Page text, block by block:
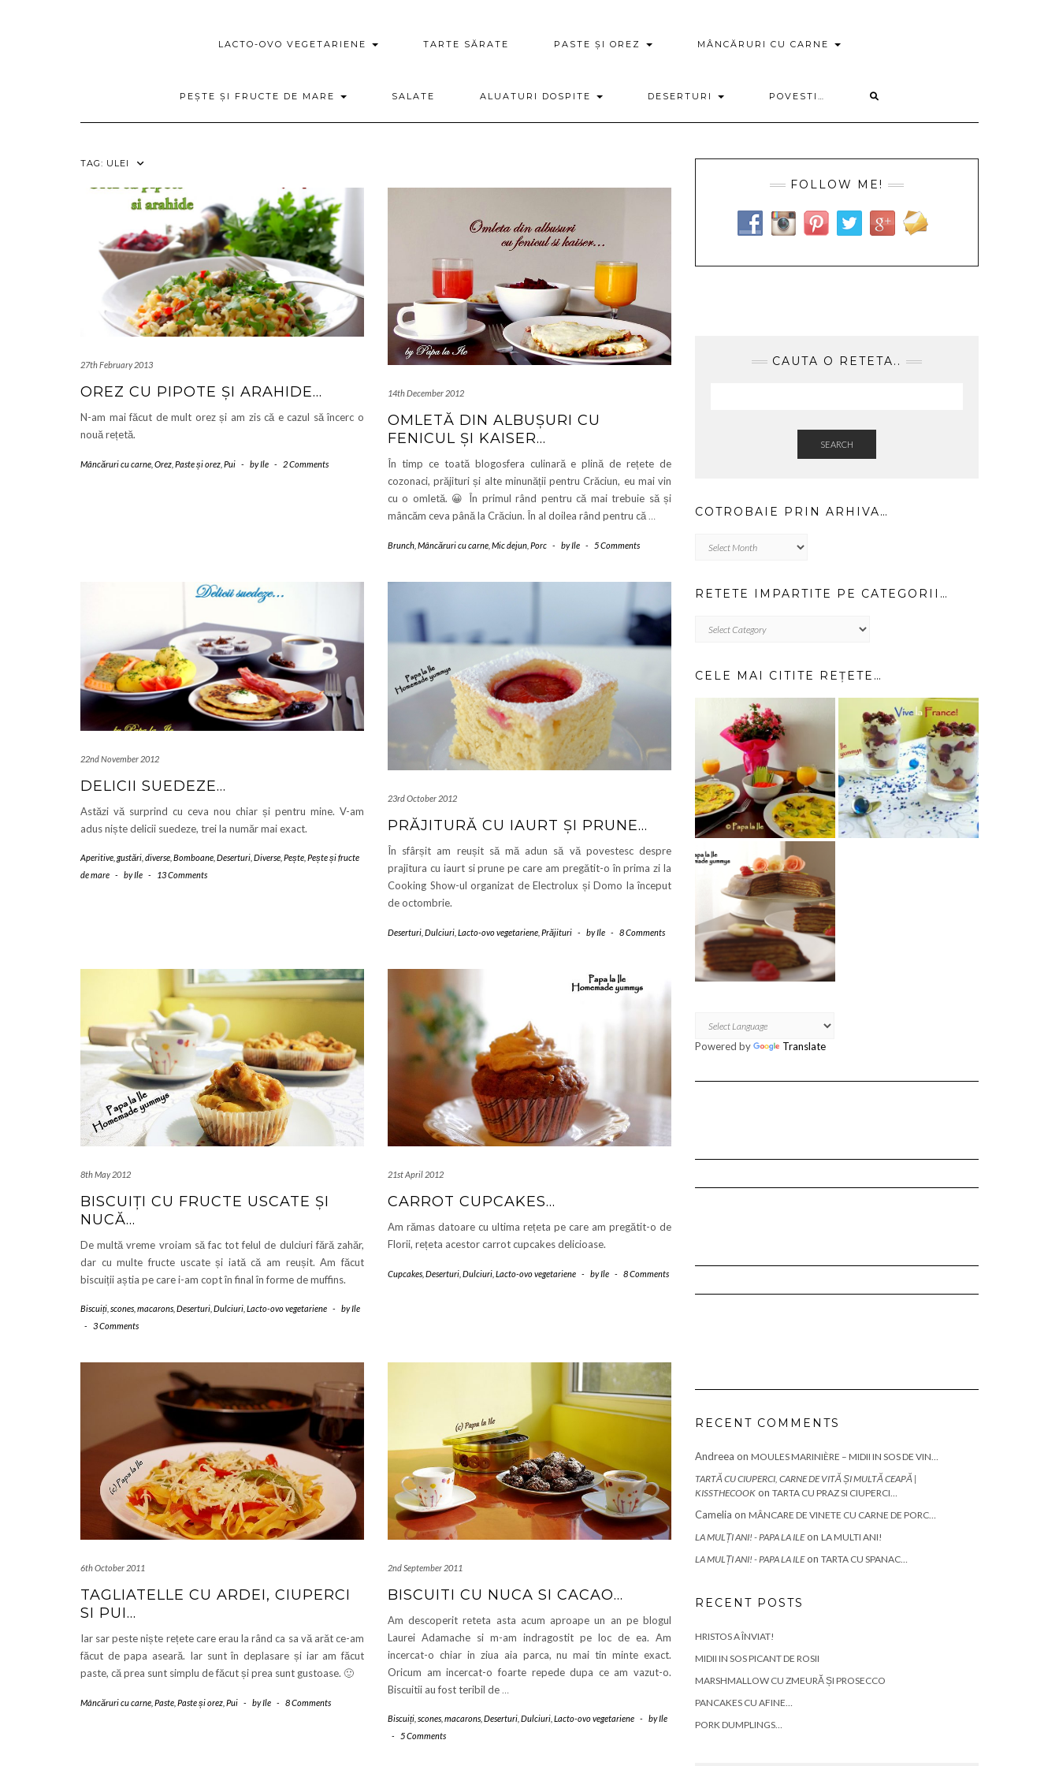
LACTO-OVO VEGETARIENE TARTE SĂRATE PASTE ȘI OREZ MÂNCĂRURI CU CARNE
PEȘTE ȘI FRUCTE DE MARE SALATE ALUATURI DOSPITE DESERTURI POVESTI…
TAG: ULEI
27th February 2013
OREZ CU PIPOTE ȘI ARAHIDE…
N-am mai făcut de mult orez și am zis că e cazul să încerc o
nouă rețetă.
Mâncăruri cu carne Orez Paste și orez Pui - byIle - 2 Comments
14th December 2012
OMLETĂ DIN ALBUȘURI CU
FENICUL ȘI KAISER…
În timp ce toată blogosfera culinară e plină de rețete de
cozonaci, prăjituri și alte minunății pentru Crăciun, eu mai vin
cu o omletă. 😀 În primul rând pentru că mai trebuie să și
mâncăm ceva până la Crăciun. În al doilea rând pentru că …
Brunch Mâncăruri cu carne Mic dejun Porc - byIle - 5 Comments
22nd November 2012
DELICII SUEDEZE…
Astăzi vă surprind cu ceva nou chiar și pentru mine. V-am
adus niște delicii suedeze, trei la număr mai exact.
Aperitive, gustări, diverse Bomboane Deserturi Diverse Pește Pește și fructe
de mare - byIle - 13 Comments
23rd October 2012
PRĂJITURĂ CU IAURT ȘI PRUNE…
În sfârșit am reușit să mă adun să vă povestesc despre
prajitura cu iaurt si prune pe care am pregătit-o în prima zi la
Cooking Show-ul organizat de Electrolux și Domo la început
de octombrie.
Deserturi Dulciuri Lacto-ovo vegetariene Prăjituri - byIle - 8 Comments
8th May 2012
BISCUIȚI CU FRUCTE USCATE ȘI
NUCĂ…
De multă vreme vroiam să fac tot felul de dulciuri fără zahăr,
dar cu multe fructe uscate și iată că am reușit. Am făcut
biscuiții aștia pe care i-am copt în final în forme de muffins.
Biscuiți, scones, macarons Deserturi Dulciuri Lacto-ovo vegetariene - byIle
-
3 Comments
21st April 2012
CARROT CUPCAKES…
Am rămas datoare cu ultima rețeta pe care am pregătit-o de
Florii, rețeta acestor carrot cupcakes delicioase.
Cupcakes Deserturi Dulciuri Lacto-ovo vegetariene - byIle - 8 Comments
6th October 2011
TAGLIATELLE CU ARDEI, CIUPERCI
SI PUI…
Iar sar peste niște rețete care erau la rând ca sa vă arăt ce-am
făcut de papa aseară. Iar sunt în deplasare și iar am făcut
paste, că prea sunt simplu de făcut și prea sunt gustoase. 🙂
Mâncăruri cu carne Paste Paste și orez Pui - byIle - 8 Comments
2nd September 2011
BISCUITI CU NUCA SI CACAO…
Am descoperit reteta asta acum aproape un an pe blogul
Laurei Adamache si m-am indragostit pe loc de ea. Am
incercat-o chiar in ziua aia parca, nu mai tin minte exact.
Oricum am incercat-o foarte repede dupa ce am vazut-o.
Biscuitii au fost teribil de …
Biscuiți, scones, macarons Deserturi Dulciuri Lacto-ovo vegetariene - byIle
-
5 Comments
FOLLOW ME!
CAUTA O RETETA..
SEARCH
COTROBAIE PRIN ARHIVA…
prin
RETETE IMPARTITE PE CATEGORII…
IMPARTITE
CELE MAI CITITE REȚETE…
Powered by Translate
RECENT COMMENTS
Andreea on MOULES MARINIÈRE – MIDII IN SOS DE VIN…
TARTĂ CU CIUPERCI, CARNE DE VITĂ ȘI MULTĂ CEAPĂ |
KISSTHECOOK on TARTA CU PRAZ SI CIUPERCI…
Camelia on MÂNCARE DE VINETE CU CARNE DE PORC…
LA MULȚI ANI! - PAPA LA ILEon LA MULTI ANI!
LA MULȚI ANI! - PAPA LA ILEon TARTA CU SPANAC…
RECENT POSTS
HRISTOS A ÎNVIAT!
MIDII IN SOS PICANT DE ROSII
MARSHMALLOW CU ZMEURĂ ȘI PROSECCO
PANCAKES CU AFINE…
PORK DUMPLINGS…